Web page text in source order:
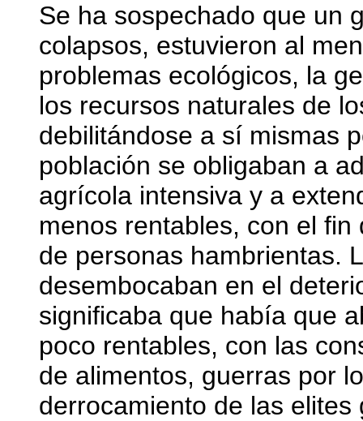
Se ha sospechado que un
colapsos, estuvieron al
problemas ecológicos, la
los recursos naturales de
debilitándose a sí mismas
población se obligaban a
agrícola intensiva y a
menos rentables, con el
de personas hambrientas.
desembocaban en el
significaba que había que
poco rentables, con las
de alimentos, guerras por
derrocamiento de las elites